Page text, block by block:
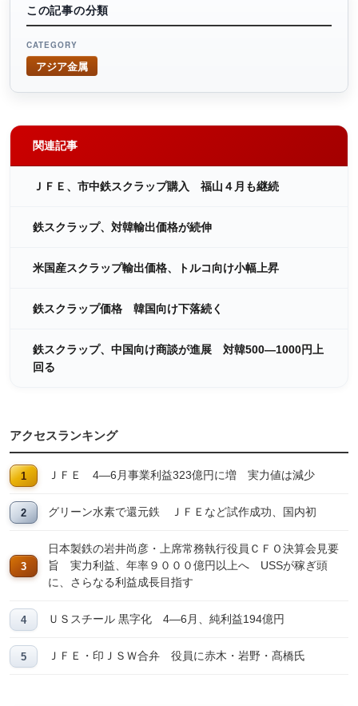
この記事の分類
CATEGORY
アジア金属
関連記事
ＪＦＥ、市中鉄スクラップ購入 福山４月も継続
鉄スクラップ、対韓輸出価格が続伸
米国産スクラップ輸出価格、トルコ向け小幅上昇
鉄スクラップ価格 韓国向け下落続く
鉄スクラップ、中国向け商談が進展 対韓500―1000円上
回る
アクセスランキング
ＪＦＥ 4―6月事業利益323億円に増 実力値は減少
グリーン水素で還元鉄 ＪＦＥなど試作成功、国内初
日本製鉄の岩井尚彦・上席常務執行役員ＣＦＯ決算会見要
旨 実力利益、年率９０００億円以上へ USSが稼ぎ頭
に、さらなる利益成長目指す
ＵＳスチール 黒字化 4―6月、純利益194億円
ＪＦＥ・印ＪＳＷ合弁 役員に赤木・岩野・髙橋氏